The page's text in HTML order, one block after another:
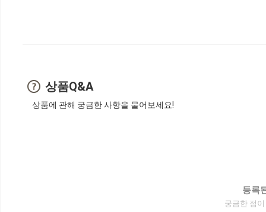
상품Q&A
상품에 관해 궁금한 사항을 물어보세요!
등록
궁금한 점